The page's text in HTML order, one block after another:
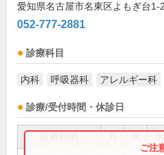
愛知県名古屋市名東区よもぎ台1-
052-777-2881
診療科目
内科 呼吸器科 アレルギー科
診療/受付時間・休診日